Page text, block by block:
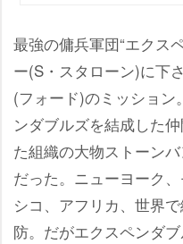
最強の傭兵軍団“エクス
ー(S・スタローン)に下
(フォード)のミッショ
ンダブルズを結成した
た組織の大物ストーン
だった。ニューヨーク
シコ、アフリカ、世界
防。だがエクスペンダ